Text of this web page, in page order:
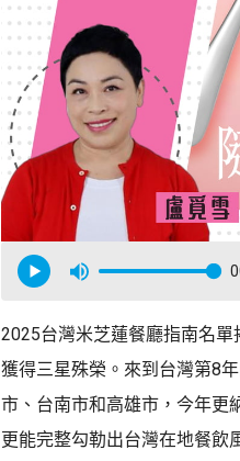
2025台灣米芝蓮餐廳指南名
獲得三星殊榮。來到台灣第8
市、台南市和高雄市，今年更
更能完整勾勒出台灣在地餐飲